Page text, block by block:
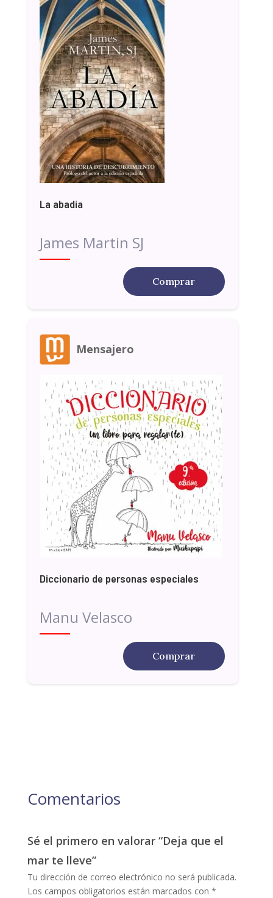
La abadía
James Martin SJ
Comprar
Mensajero
Diccionario de personas especiales
Manu Velasco
Comprar
Comentarios
Sé el primero en valorar “Deja que el
mar te lleve”
Tu dirección de correo electrónico no será publicada.
Los campos obligatorios están marcados con *